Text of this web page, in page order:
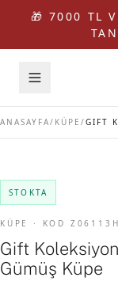
🎁 7000 TL
ANASAYFA/ KÜPE /
STOKTA
KÜPE · KOD
Gift
Gümüş Küpe